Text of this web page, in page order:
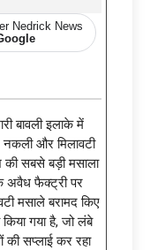
Nedrick News
बावली इलाके में
और मिलावटी
की सबसे बड़ी मसाला
अवैध फैक्ट्री पर
मसाले बरामद किए
किया गया है, जो लंबे
सप्लाई कर रहा